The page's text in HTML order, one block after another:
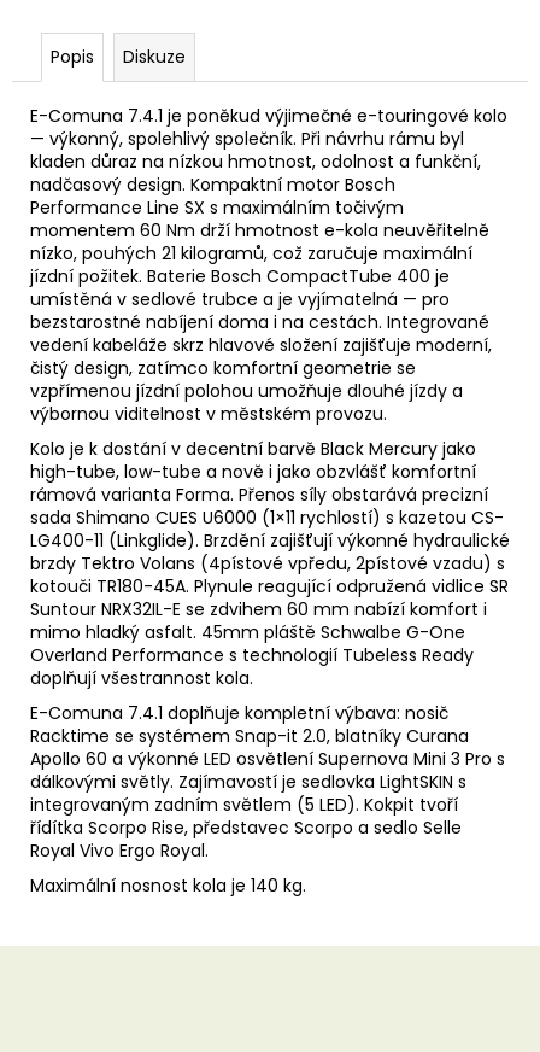
Popis Diskuze
E-Comuna 7.4.1 je poněkud výjimečné e-touringové kolo
— výkonný, spolehlivý společník. Při návrhu rámu byl
kladen důraz na nízkou hmotnost, odolnost a funkční,
nadčasový design. Kompaktní motor Bosch
Performance Line SX s maximálním točivým
momentem 60 Nm drží hmotnost e-kola neuvěřitelně
nízko, pouhých 21 kilogramů, což zaručuje maximální
jízdní požitek. Baterie Bosch CompactTube 400 je
umístěná v sedlové trubce a je vyjímatelná — pro
bezstarostné nabíjení doma i na cestách. Integrované
vedení kabeláže skrz hlavové složení zajišťuje moderní,
čistý design, zatímco komfortní geometrie se
vzpřímenou jízdní polohou umožňuje dlouhé jízdy a
výbornou viditelnost v městském provozu.
Kolo je k dostání v decentní barvě Black Mercury jako
high-tube, low-tube a nově i jako obzvlášť komfortní
rámová varianta Forma. Přenos síly obstarává precizní
sada Shimano CUES U6000 (1×11 rychlostí) s kazetou CS-
LG400-11 (Linkglide). Brzdění zajišťují výkonné hydraulické
brzdy Tektro Volans (4pístové vpředu, 2pístové vzadu) s
kotouči TR180-45A. Plynule reagující odpružená vidlice SR
Suntour NRX32IL-E se zdvihem 60 mm nabízí komfort i
mimo hladký asfalt. 45mm pláště Schwalbe G-One
Overland Performance s technologií Tubeless Ready
doplňují všestrannost kola.
E-Comuna 7.4.1 doplňuje kompletní výbava: nosič
Racktime se systémem Snap-it 2.0, blatníky Curana
Apollo 60 a výkonné LED osvětlení Supernova Mini 3 Pro s
dálkovými světly. Zajímavostí je sedlovka LightSKIN s
integrovaným zadním světlem (5 LED). Kokpit tvoří
řídítka Scorpo Rise, představec Scorpo a sedlo Selle
Royal Vivo Ergo Royal.
Maximální nosnost kola je 140 kg.